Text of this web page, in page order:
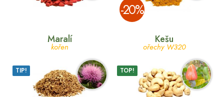
­-20%
Maralí
kořen
TIP!
Kešu
ořechy W320
TOP!